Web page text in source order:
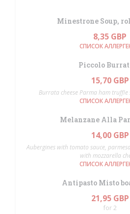
Minestrone Soup,
8,35 GBP
СПИСОК
Piccolo
15,70 GBP
Burrata cheese Parma ham
СПИСОК
Melanzane Alla
14,00 GBP
Aubergines with tomato sauce,
with mozzarella
СПИСОК
Antipasto Misto
21,95 GBP
for 2